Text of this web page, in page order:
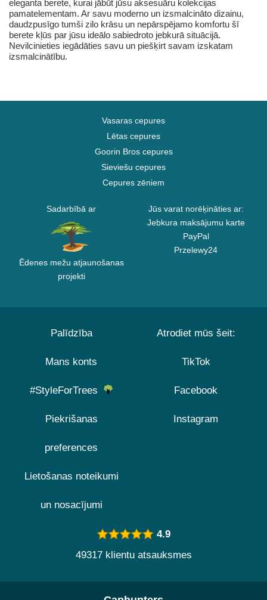
eleganta berete, kurai jābūt jūsu aksesuāru kolekcijas
pamatelementam. Ar savu moderno un izsmalcināto dizainu,
daudzpusīgo tumši zilo krāsu un nepārspējamo komfortu šī
berete kļūs par jūsu ideālo sabiedroto jebkurā situācijā.
Nevilcinieties iegādāties savu un piešķirt savam izskatam
izsmalcinātību.
Vasaras cepures
Lētas cepures
Goorin Bros cepures
Sieviešu cepures
Cepures zēniem
Sadarbībā ar
Ēdenes mežu atjaunošanas
projekti
Jūs varat norēķināties ar:
Jebkura maksājumu karte
PayPal
Przelewy24
Palīdzība
Mans konts
#StyleForTrees
Piekrišanas
preferences
Lietošanas noteikumi
un nosacījumi
Atrodiet mūs šeit:
TikTok
Facebook
Instagram
4.9
49317 klientu atsauksmes